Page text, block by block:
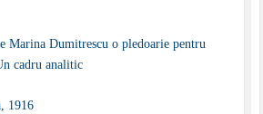
Marina Dumitrescu o pledoarie pentru
cadru analitic
1916